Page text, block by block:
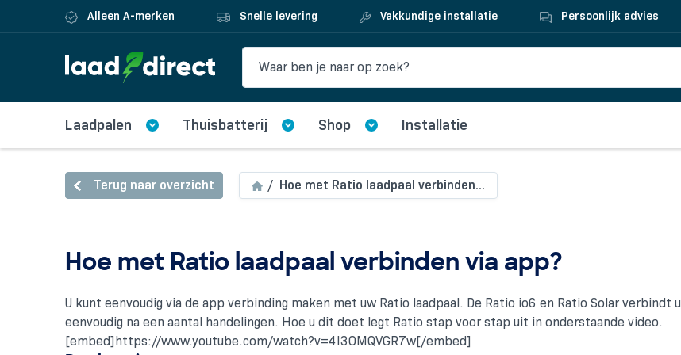
Alleen A-merken Snelle levering Vakkundige installatie Persoonlijk advies
Laadpalen Thuisbatterij Shop Installatie
Terug naar overzicht Hoe met Ratio laadpaal verbinden...
Hoe met Ratio laadpaal verbinden via app?
U kunt eenvoudig via de app verbinding maken met uw Ratio laadpaal. De Ratio io6 en Ratio Solar verbindt u
eenvoudig na een aantal handelingen. Hoe u dit doet legt Ratio stap voor stap uit in onderstaande video.
[embed]https://www.youtube.com/watch?v=4I3OMQVGR7w[/embed]